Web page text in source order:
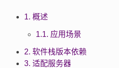
1. 概述
1.1. 应用场景
2. 软件栈版本依赖
3. 适配服务器